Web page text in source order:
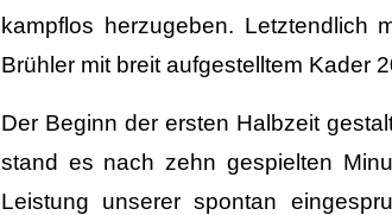
kampflos herzugeben.
Brühler mit breit aufgestelltem Kader
Der Beginn der ersten Halbzeit
stand es nach zehn gespielten
Leistung unserer spontan